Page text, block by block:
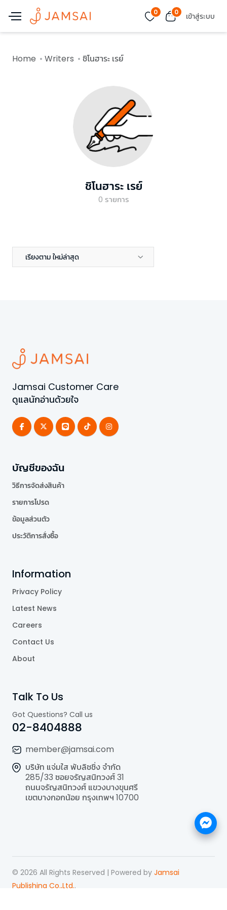
0 0 เข้าสู่ระบบ
Home Writers ชิโนฮาระ เรย์
ชิโนฮาระ เรย์
0 รายการ
เรียงตาม ใหม่ล่าสุด
Jamsai Customer Care
ดูแลนักอ่านด้วยใจ
บัญชีของฉัน
วิธีการจัดส่งสินค้า
รายการโปรด
ข้อมูลส่วนตัว
ประวัติการสั่งซื้อ
Information
Privacy Policy
Latest News
Careers
Contact Us
About
Talk To Us
Got Questions? Call us
02-8404888
member@jamsai.com
บริษัท แจ่มใส พับลิชชิ่ง จำกัด
285/33 ซอยจรัญสนิทวงศ์ 31
ถนนจรัญสนิทวงศ์ แขวงบางขุนศรี
เขตบางกอกน้อย กรุงเทพฯ 10700
© 2026 All Rights Reserved | Powered by Jamsai
Publishing Co.,Ltd..